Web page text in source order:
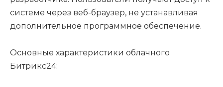
системе через веб-браузер, не устанавливая
дополнительное программное обеспечение.
Основные характеристики облачного
Битрикс24: